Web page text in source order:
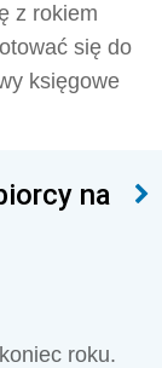
z rokiem
się do
księgowe
na
roku.